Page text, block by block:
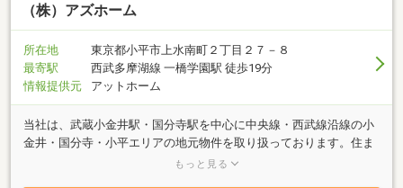
（株）アズホーム
所在地
東京都小平市上水南町２丁目２７－８
最寄駅
西武多摩湖線 一橋学園駅 徒歩19分
情報提供元
アットホーム
当社は、武蔵小金井駅・国分寺駅を中心に中央線・西武線沿線の小
金井・国分寺・小平エリアの地元物件を取り扱っております。住ま
い探しは、お客様のライフスタイルを知ることから始まります。
もっと見る